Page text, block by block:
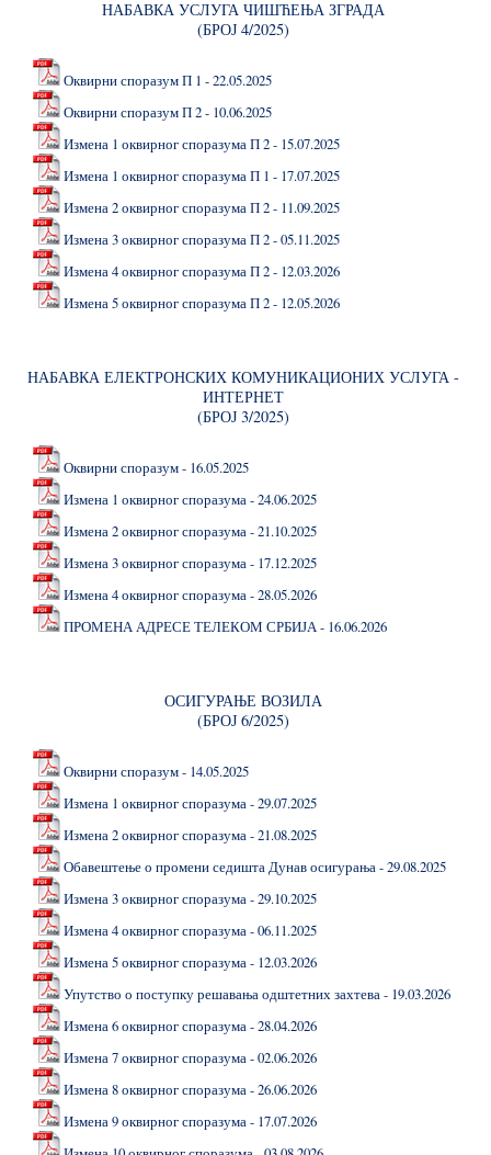
НАБАВКА УСЛУГА ЧИШЋЕЊА ЗГРАДА
(БРОЈ 4/2025)
Оквирни споразум П 1 - 22.05.2025
Оквирни споразум П 2 - 10.06.2025
Измена 1 оквирног споразума П 2 - 15.07.2025
Измена 1 оквирног споразума П 1 - 17.07.2025
Измена 2 оквирног споразума П 2 - 11.09.2025
Измена 3 оквирног споразума П 2 - 05.11.2025
Измена 4 оквирног споразума П 2 - 12.03.2026
Измена 5 оквирног споразума П 2 - 12.05.2026
НАБАВКА ЕЛЕКТРОНСКИХ КОМУНИКАЦИОНИХ УСЛУГА -
ИНТЕРНЕТ
(БРОЈ 3/2025)
Оквирни споразум - 16.05.2025
Измена 1 оквирног споразума - 24.06.2025
Измена 2 оквирног споразума - 21.10.2025
Измена 3 оквирног споразума - 17.12.2025
Измена 4 оквирног споразума - 28.05.2026
ПРОМЕНА АДРЕСЕ ТЕЛЕКОМ СРБИЈА - 16.06.2026
ОСИГУРАЊЕ ВОЗИЛА
(БРОЈ 6/2025)
Оквирни споразум - 14.05.2025
Измена 1 оквирног споразума - 29.07.2025
Измена 2 оквирног споразума - 21.08.2025
Обавештење о промени седишта Дунав осигурања - 29.08.2025
Измена 3 оквирног споразума - 29.10.2025
Измена 4 оквирног споразума - 06.11.2025
Измена 5 оквирног споразума - 12.03.2026
Упутство о поступку решавања одштетних захтева - 19.03.2026
Измена 6 оквирног споразума - 28.04.2026
Измена 7 оквирног споразума - 02.06.2026
Измена 8 оквирног споразума - 26.06.2026
Измена 9 оквирног споразума - 17.07.2026